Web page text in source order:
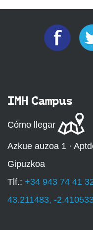
IMH Campus
Cómo llegar
Azkue auzoa 1 ·
Gipuzkoa
Tlf.: +34 943 74 41
43.211483, -